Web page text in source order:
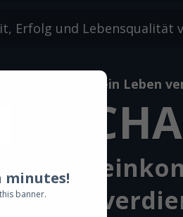
minutes!
banner.
Erfolg und Lebensqualität
25 Minuten die dein Leben
DIE